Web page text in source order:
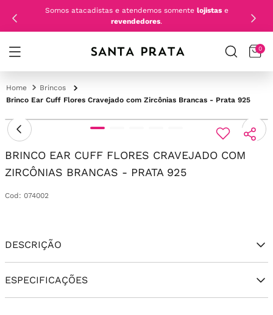
Somos atacadistas e atendemos somente lojistase
revendedores.
0
Brincos
Brinco Ear Cuff Flores Cravejado com Zircônias Brancas - Prata 925
BRINCO EAR CUFF FLORES CRAVEJADO COM
ZIRCÔNIAS BRANCAS - PRATA 925
Cod : 074002
DESCRIÇÃO
ESPECIFICAÇÕES